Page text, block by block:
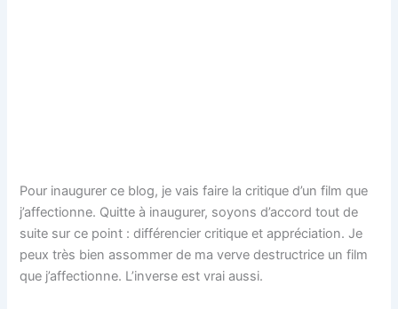
Pour inaugurer ce blog, je vais faire la critique d’un film que
j’affectionne. Quitte à inaugurer, soyons d’accord tout de
suite sur ce point : différencier critique et appréciation. Je
peux très bien assommer de ma verve destructrice un film
que j’affectionne. L’inverse est vrai aussi.